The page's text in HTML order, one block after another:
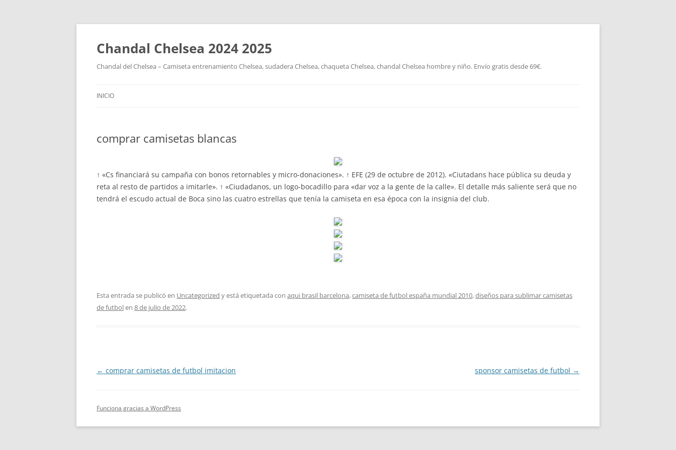
Chandal Chelsea 2024 2025
Chandal del Chelsea – Camiseta entrenamiento Chelsea, sudadera Chelsea, chaqueta Chelsea, chandal Chelsea hombre y niño. Envío gratis desde 69€.
INICIO
comprar camisetas blancas
↑ «Cs financiará su campaña con bonos retornables y micro-donaciones». ↑ EFE (29 de octubre de 2012). «Ciutadans hace pública su deuda y
reta al resto de partidos a imitarle». ↑ «Ciudadanos, un logo-bocadillo para «dar voz a la gente de la calle». El detalle más saliente será que no
tendrá el escudo actual de Boca sino las cuatro estrellas que tenía la camiseta en esa época con la insignia del club.
Esta entrada se publicó en Uncategorized y está etiquetada con aqui brasil barcelona,camiseta de futbol españa mundial 2010,diseños para sublimar camisetas
de futbolen 8 de julio de 2022.
Navegación
← comprar camisetas de futbol imitacion sponsor camisetas de futbol →
Funciona gracias a WordPress